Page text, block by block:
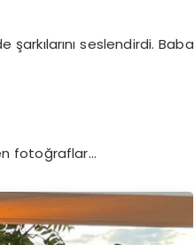
seslendirdi. Baba
fotoğraflar…